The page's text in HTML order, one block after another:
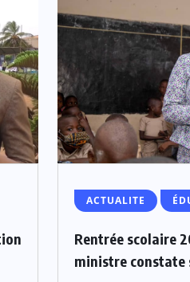
ACTUALITE
Rentrée scolaire
ministre